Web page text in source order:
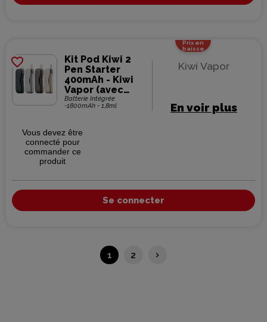
Prix en
baisse
favorite_border
Kit Pod Kiwi 2
Pen Starter
400mAh - Kiwi
Vapor (avec
powerbank
1800mAh)
Batterie Intégrée
-1800mAh - 1,8ml
Kiwi Vapor
En voir plus
Vous devez être
connecté pour
commander ce
produit
Se connecter
1 2 keyboard_arrow_right